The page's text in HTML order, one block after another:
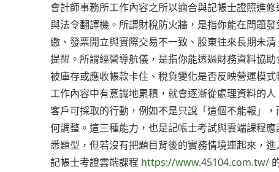
會計師事務所工作內容之所以適合與記帳士證照進
與法令翻譯機。所謂財稅防火牆，是指你能在問題
繳、發票開立與實際交易不一致、股東往來長期未
提醒。所謂經營導航儀，是指你能透過財務資料協
被庫存或應收帳款卡住、稅負變化是否反映營運模
工作內容中有意識地累積，就會逐漸從處理資料的
客戶可採取的行動，例如不是只說「這個不能報」
何調整。這三種能力，也是記帳士考試與雲端課程
悉題型，但若沒有把題目背後的實務情境連起來，
記帳士考證雲端課程 https://www.45104.com.tw/